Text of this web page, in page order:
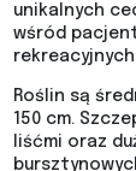
unikalnych
wśród
Roślin są
150 cm.
liśćmi oraz